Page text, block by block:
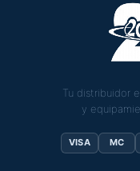
Tu distribuidor
y
VISA MC